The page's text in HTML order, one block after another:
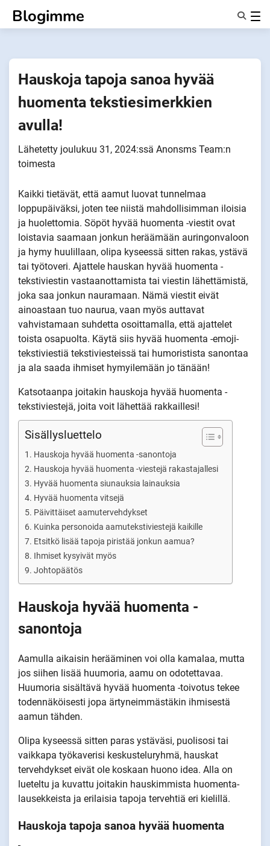
sisältöön
Blogimme
Tietoa Meistä
Hauskoja tapoja sanoa hyvää
huomenta tekstiesimerkkien
avulla!
Lähetetty joulukuu 31, 2024:ssä Anonsms Team:n
toimesta
Kaikki tietävät, että aamut luovat tunnelmaa
loppupäiväksi, joten tee niistä mahdollisimman iloisia
ja huolettomia. Söpöt hyvää huomenta -viestit ovat
loistavia saamaan jonkun heräämään auringonvaloon
ja hymy huulillaan, olipa kyseessä sitten rakas, ystävä
tai työtoveri. Ajattele hauskan hyvää huomenta -
tekstiviestin vastaanottamista tai viestin lähettämistä,
joka saa jonkun nauramaan. Nämä viestit eivät
ainoastaan tuo naurua, vaan myös auttavat
vahvistamaan suhdetta osoittamalla, että ajattelet
toista osapuolta. Käytä siis hyvää huomenta -emoji-
tekstiviestiä tekstiviesteissä tai humoristista sanontaa
ja ala saada ihmiset hymyilemään jo tänään!
Katsotaanpa joitakin hauskoja hyvää huomenta -
tekstiviestejä, joita voit lähettää rakkaillesi!
Sisällysluettelo
Hauskoja hyvää huomenta -sanontoja
Hauskoja hyvää huomenta -viestejä rakastajallesi
Hyvää huomenta siunauksia lainauksia
Hyvää huomenta vitsejä
Päivittäiset aamutervehdykset
Kuinka personoida aamutekstiviestejä kaikille
Etsitkö lisää tapoja piristää jonkun aamua?
Ihmiset kysyivät myös
Johtopäätös
Hauskoja hyvää huomenta -
sanontoja
Aamulla aikaisin herääminen voi olla kamalaa, mutta
jos siihen lisää huumoria, aamu on odotettavaa.
Huumoria sisältävä hyvää huomenta -toivotus tekee
todennäköisesti jopa ärtyneimmästäkin ihmisestä
aamun tähden.
Olipa kyseessä sitten paras ystäväsi, puolisosi tai
vaikkapa työkaverisi keskusteluryhmä, hauskat
tervehdykset eivät ole koskaan huono idea. Alla on
lueteltu ja kuvattu joitakin hauskimmista huomenta-
lausekkeista ja erilaisia tapoja tervehtiä eri kielillä.
Hauskoja tapoja sanoa hyvää huomenta